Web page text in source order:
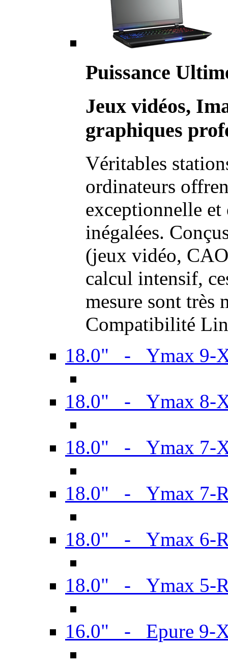
Puissance
Jeux vidéos,
graphiques
Véritables
ordinateurs
exceptionnelle et
inégalées.
(jeux vidéo,
calcul intensif,
mesure sont très
Compatibilité
18.0" - Ymax 9-
18.0" - Ymax 8-
18.0" - Ymax 7-
18.0" - Ymax 7-
18.0" - Ymax 6-
18.0" - Ymax 5-
16.0" - Epure 9-